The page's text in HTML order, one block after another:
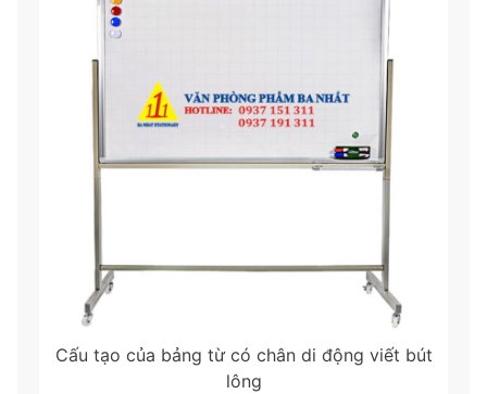
Cấu tạo của bảng từ có chân di động viết bút
lông